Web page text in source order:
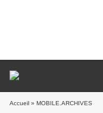
Accueil » MOBILE.ARCHIVES